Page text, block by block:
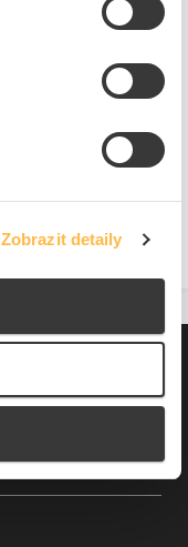
Zobrazit detaily
do košíku